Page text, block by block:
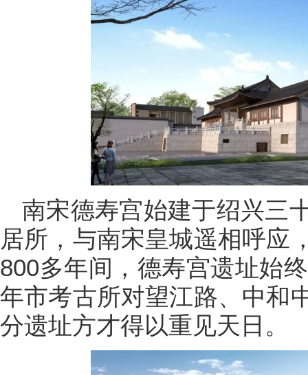
南宋德寿宫始建于绍兴三
居所，与南宋皇城遥相呼应
800多年间，德寿宫遗址始
年市考古所对望江路、中和
分遗址方才得以重见天日。